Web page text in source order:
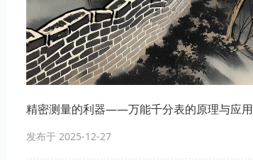
精密测量的利器——万能千分表的原理与应用
发布于 2025-12-27